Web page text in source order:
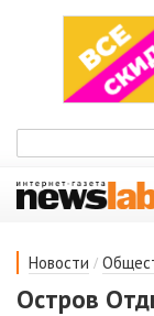
Новости /
Остров